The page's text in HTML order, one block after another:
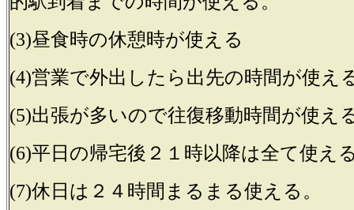
(3)昼食時の休憩時が使える
(4)営業で外出したら出先の時間が使え
(5)出張が多いので往復移動時間が使え
(6)平日の帰宅後２１時以降は全て使え
(7)休日は２４時間まるまる使える。